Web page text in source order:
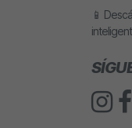
📱